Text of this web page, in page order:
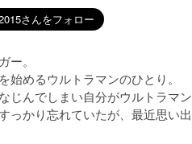
ー。
始めるウルトラマンのひとり。
じんでしまい自分がウルトラマン
っかり忘れていたが、最近思い出